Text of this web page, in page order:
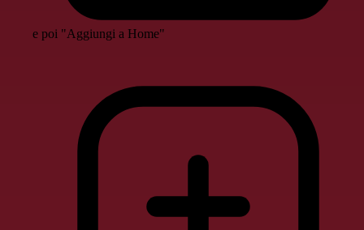
e poi "Aggiungi a Home"